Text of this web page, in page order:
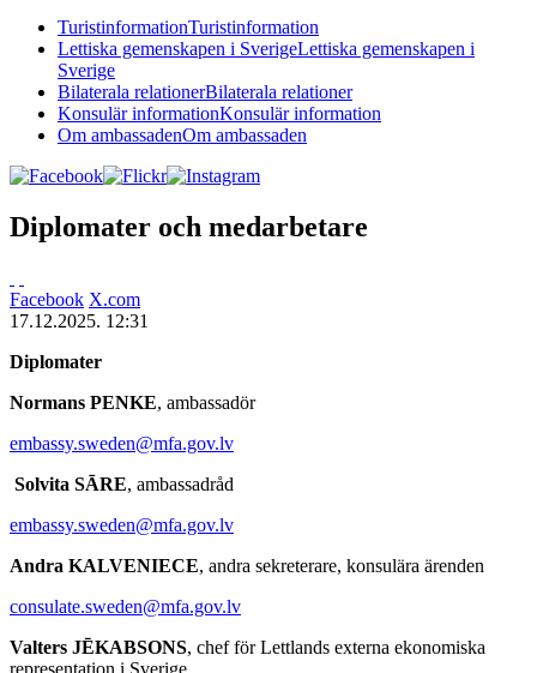
TuristinformationTuristinformation
Lettiska gemenskapen i SverigeLettiska gemenskapen i
Sverige
Bilaterala relationerBilaterala relationer
Konsulär informationKonsulär information
Om ambassadenOm ambassaden
Diplomater och medarbetare
Facebook X.com
17.12.2025. 12:31
Diplomater
Normans PENKE, ambassadör
embassy.sweden@mfa.gov.lv
Solvita SĀRE, ambassadråd
embassy.sweden@mfa.gov.lv
Andra KALVENIECE, andra sekreterare, konsulära ärenden
consulate.sweden@mfa.gov.lv
Valters JĒKABSONS, chef för Lettlands externa ekonomiska
representation i Sverige